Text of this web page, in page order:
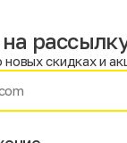
скидках и